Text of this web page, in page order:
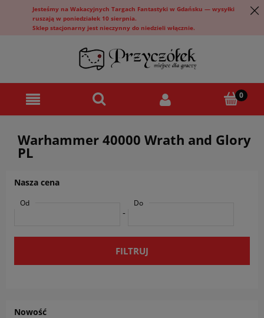
Jesteśmy na Wakacyjnych Targach Fantastyki w Gdańsku — wysyłki
ruszają w poniedziałek 10 sierpnia.
Sklep stacjonarny jest nieczynny do niedzieli włącznie.
Warhammer 40000 Wrath and Glory
PL
Nowość
Nasza cena
Od
-
Do
FILTRUJ